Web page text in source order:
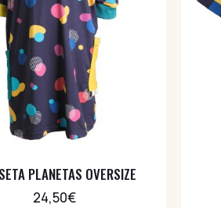
PLANETAS OVERSIZE
24,50€